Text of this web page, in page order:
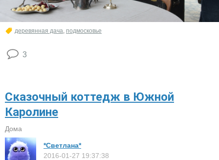
деревянная дача подмосковье
3
Сказочный коттедж в Южной
Каролине
Дома
*Светлана*
2016-01-27 19:37:38